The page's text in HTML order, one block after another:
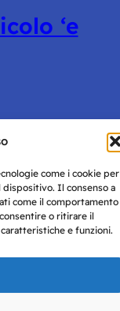
come i cookie per
Il consenso a
come il comportamento
o ritirare il
e funzioni.
‘e
forniti